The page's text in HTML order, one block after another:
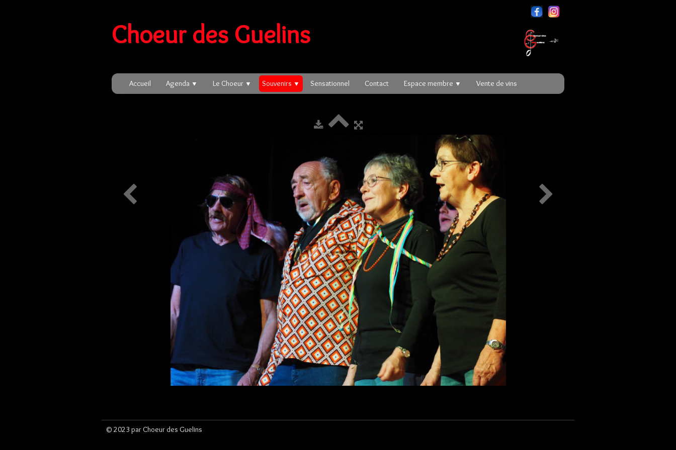
Choeur des Guelins
Accueil Agenda ▼ Le Choeur ▼ Souvenirs ▼ Sensationnel Contact Espace membre ▼ Vente de vins
© 2023 par Choeur des Guelins